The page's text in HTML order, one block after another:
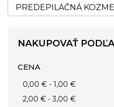
PREDEPILAČNÁ
NAKUPOVAŤ PODĽA
CENA
0,00 € - 1,00 €
2,00 € -3,00 €